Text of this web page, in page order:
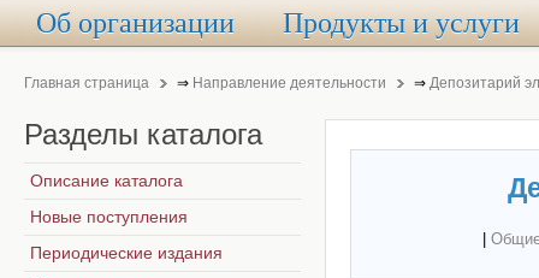
Об организации Продукты и услуги
Главная страница ⇒ Направление деятельности ⇒ Депозитарий
Разделы каталога
Описание каталога
Новые поступления
Периодические издания